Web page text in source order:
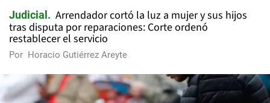
Judicial
Arrendador cortó la luz a mujer y sus hijos
tras disputa por reparaciones: Corte ordenó
restablecer el servicio
Por Horacio Gutiérrez Areyte